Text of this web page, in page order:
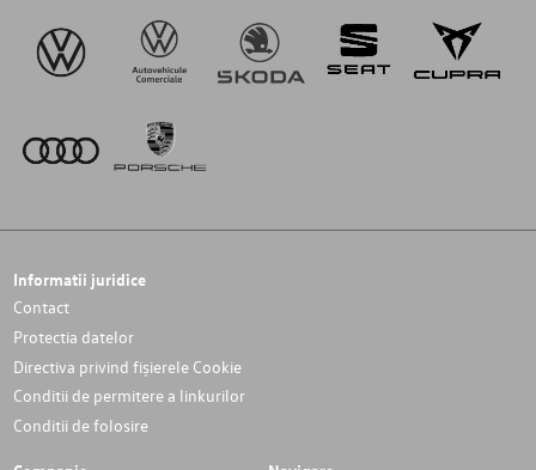
Informatii juridice
Contact
Protectia datelor
Directiva privind fișierele Cookie
Conditii de permitere a linkurilor
Conditii de folosire